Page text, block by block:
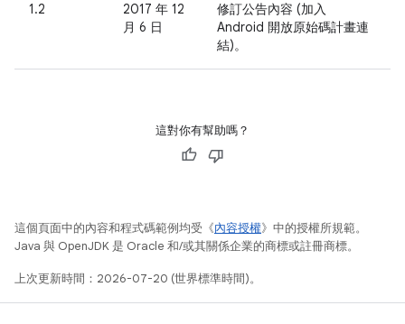
1.2
2017 年 12
月 6 日
修訂公告內容 (加入
Android 開放原始碼計畫連
結)。
這對你有幫助嗎？
這個頁面中的內容和程式碼範例均受《內容授權》中的授權所規範。
Java 與 OpenJDK 是 Oracle 和/或其關係企業的商標或註冊商標。
上次更新時間：2026-07-20 (世界標準時間)。